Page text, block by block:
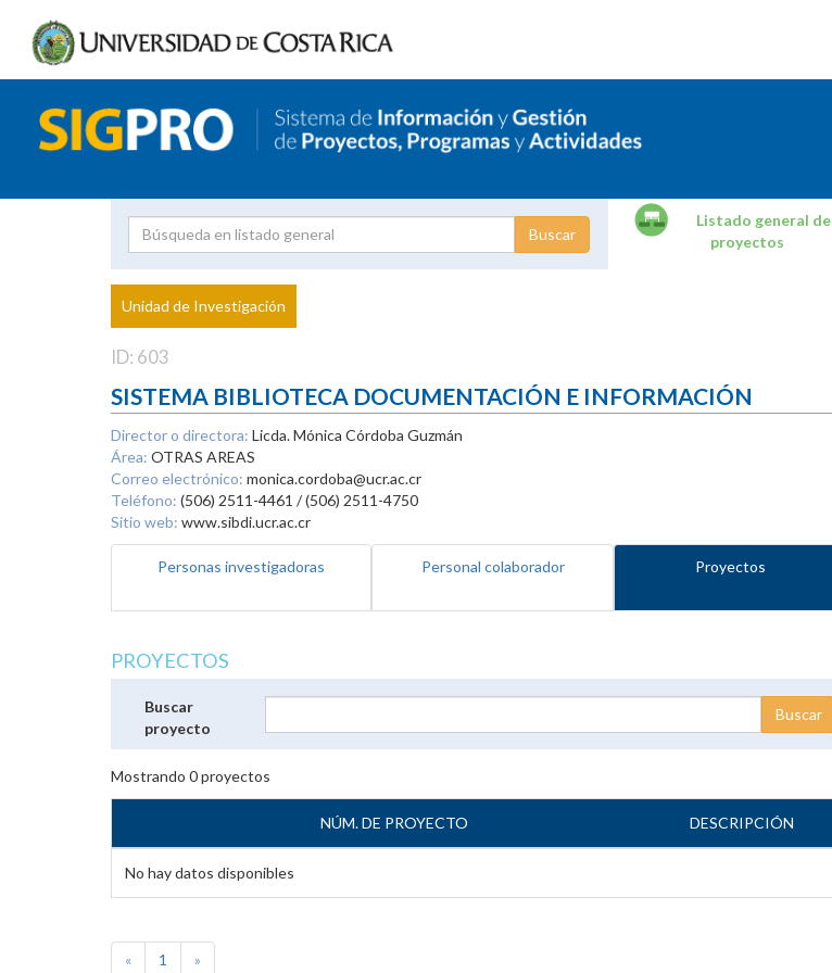
Proyecto
Investigador
Listado general de
proyectos
Unidad de Investigación
ID: 603
SISTEMA BIBLIOTECA DOCUMENTACIÓN E INFORMACIÓN
Director o directora: Licda. Mónica Córdoba Guzmán
Área: OTRAS AREAS
Correo electrónico: monica.cordoba@ucr.ac.cr
Teléfono: (506) 2511-4461 / (506) 2511-4750
Sitio web: www.sibdi.ucr.ac.cr
Personas investigadoras Personal colaborador Proyectos
PROYECTOS
Buscar
proyecto
Mostrando 0proyectos
NÚM. DE PROYECTO DESCRIPCIÓN
No hay datos disponibles
« 1 »